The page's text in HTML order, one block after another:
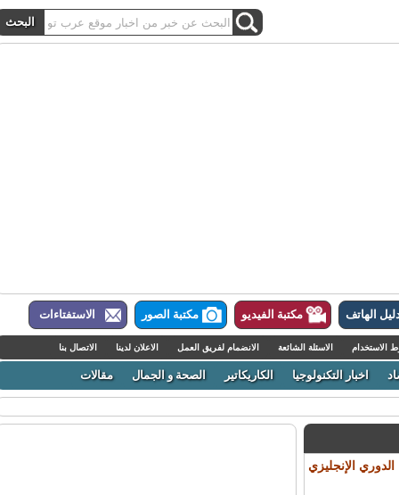
الهاتف مكتبة الفيديو مكتبة الصور الاستفتاءات
الاسئلة الشائعة الانضمام لفريق العمل الاعلان لدينا الاتصال بنا
اخبار التكنولوجيا الكاريكاتير الصحة و الجمال مقالات
الإنجليزي